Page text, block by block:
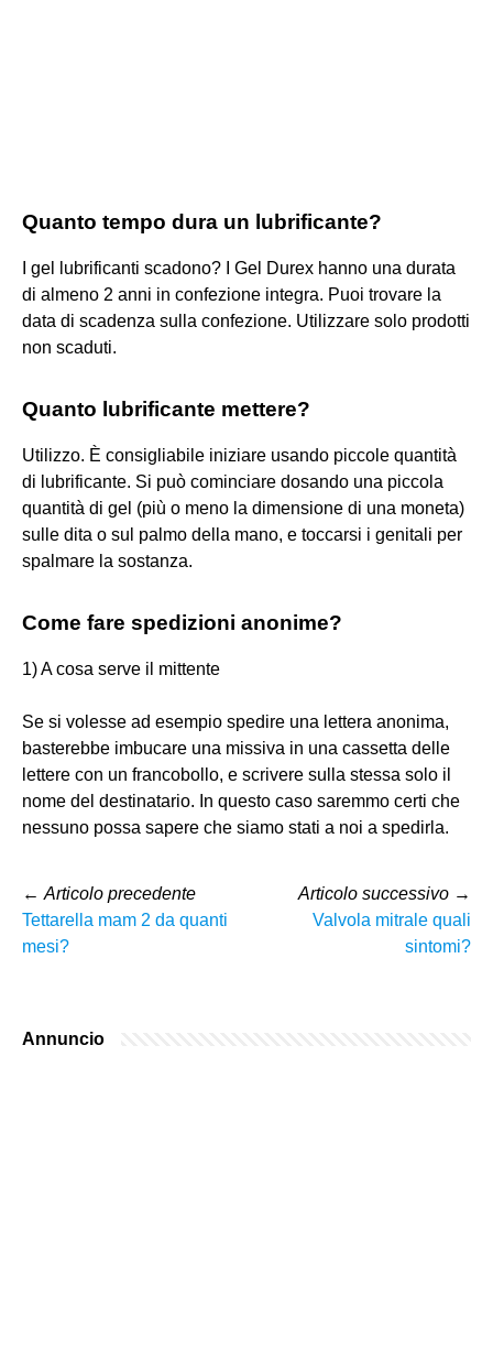
Quanto tempo dura un lubrificante?
I gel lubrificanti scadono? I Gel Durex hanno una durata
di almeno 2 anni in confezione integra. Puoi trovare la
data di scadenza sulla confezione. Utilizzare solo prodotti
non scaduti.
Quanto lubrificante mettere?
Utilizzo. È consigliabile iniziare usando piccole quantità
di lubrificante. Si può cominciare dosando una piccola
quantità di gel (più o meno la dimensione di una moneta)
sulle dita o sul palmo della mano, e toccarsi i genitali per
spalmare la sostanza.
Come fare spedizioni anonime?
1) A cosa serve il mittente
Se si volesse ad esempio spedire una lettera anonima,
basterebbe imbucare una missiva in una cassetta delle
lettere con un francobollo, e scrivere sulla stessa solo il
nome del destinatario. In questo caso saremmo certi che
nessuno possa sapere che siamo stati a noi a spedirla.
← Articolo precedente
Tettarella mam 2 da quanti
mesi?
Articolo successivo →
Valvola mitrale quali
sintomi?
Annuncio